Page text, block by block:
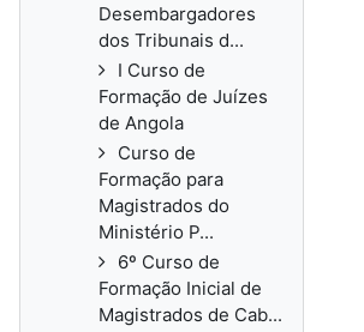
Desembargadores
dos Tribunais d...
I Curso de
Formação de Juízes
de Angola
Curso de
Formação para
Magistrados do
Ministério P...
6º Curso de
Formação Inicial de
Magistrados de Cab...